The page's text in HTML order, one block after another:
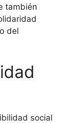
también
del
social